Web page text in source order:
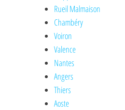
Rueil Malmaison
Chambéry
Voiron
Valence
Nantes
Angers
Thiers
Aoste